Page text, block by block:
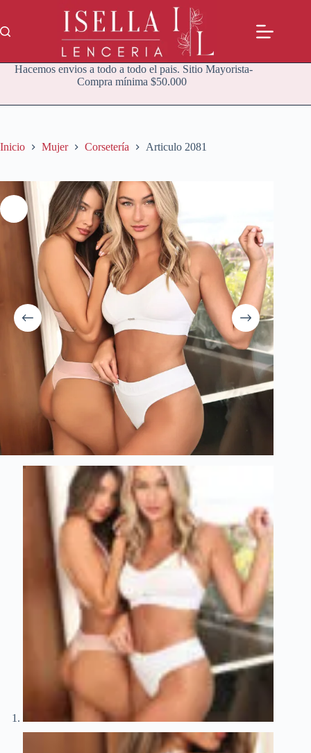
contenido
Hacemos envios a todo a todo el pais. Sitio Mayorista-
Compra mínima $50.000
Inicio Mujer Corsetería Articulo 2081